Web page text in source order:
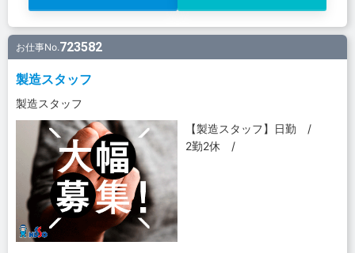
お仕事No.723582
製造スタッフ
製造スタッフ
【製造スタッフ】日勤 /
2勤2休 /